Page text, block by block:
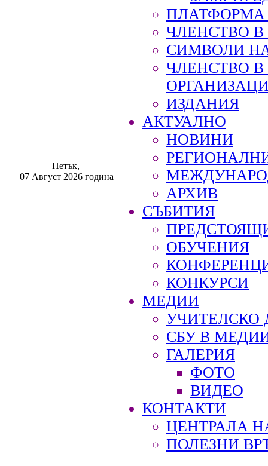
Петък,
07 Август 2026 година
ПЛАТФОРМА
ЧЛЕНСТВО В
СИМВОЛИ
ЧЛЕНСТВО
ИЗДАНИЯ
АКТУАЛНО
НОВИНИ
АРХИВ
СЪБИТИЯ
ОБУЧЕНИЯ
КОНКУРСИ
МЕДИИ
УЧИТЕЛСКО
СБУ В
ГАЛЕРИЯ
ФОТО
ВИДЕО
КОНТАКТИ
ЦЕНТРАЛА
ПОЛЕЗНИ